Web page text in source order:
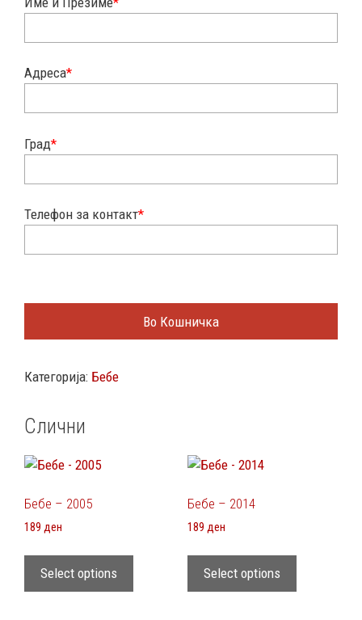
Адреса*
Град*
Телефон за контакт*
Во Кошничка
Категорија: Бебе
Слични
Бебе – 2005
189 ден
Select options
Бебе – 2014
189 ден
Select options